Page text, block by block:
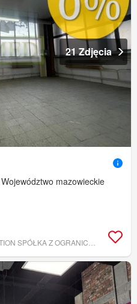
21 Zdjęcia
mazowieckie